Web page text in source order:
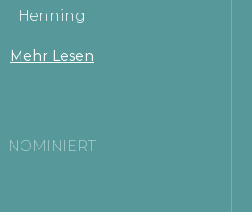
Henning
Mehr Lesen
NOMINIERT